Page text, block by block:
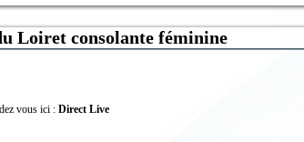
Loiret consolante féminine
vous ici : Direct Live